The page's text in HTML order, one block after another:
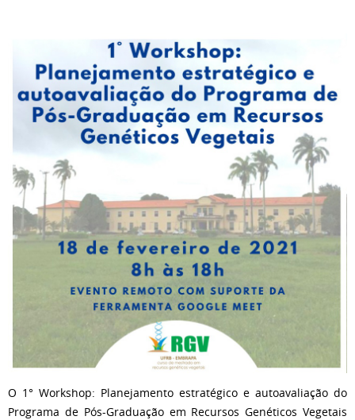
O 1° Workshop: Planejamento estratégico e autoavaliação do
Programa de Pós-Graduação em Recursos Genéticos Vegetais